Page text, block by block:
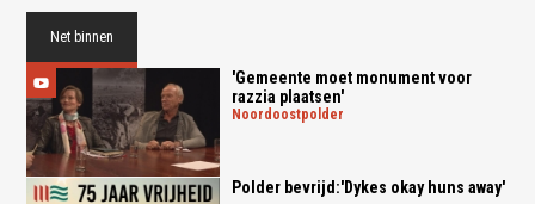
Net binnen
'Gemeente moet monument voor
razzia plaatsen'
noordoostpolder
Polder bevrijd:'Dykes okay huns away'